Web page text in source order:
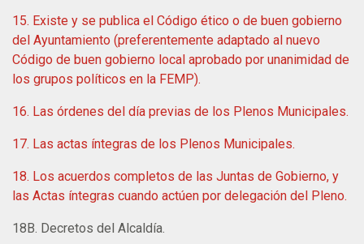
15. Existe y se publica el Código ético o de buen gobierno
del Ayuntamiento (preferentemente adaptado al nuevo
Código de buen gobierno local aprobado por unanimidad de
los grupos políticos en la FEMP).
16. Las órdenes del día previas de los Plenos Municipales.
17. Las actas íntegras de los Plenos Municipales.
18. Los acuerdos completos de las Juntas de Gobierno, y
las Actas íntegras cuando actúen por delegación del Pleno.
18B. Decretos del Alcaldía.